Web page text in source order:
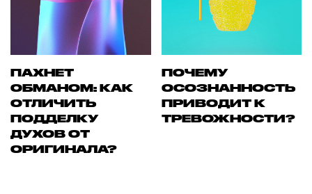
ПАХНЕТ
ОБМАНОМ: КАК
ОТЛИЧИТЬ
ПОДДЕЛКУ
ДУХОВ ОТ
ОРИГИНАЛА?
ПОЧЕМУ
ОСОЗНАННОСТЬ
ПРИВОДИТ К
ТРЕВОЖНОСТИ?